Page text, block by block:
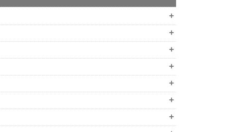
+
+
+
+
+
+
+